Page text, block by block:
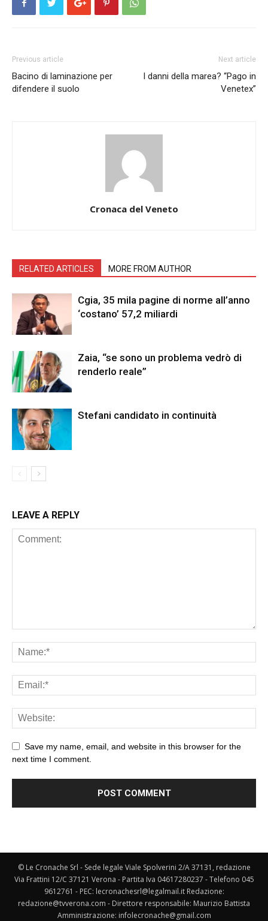
Previous article
Bacino di laminazione per
difendere il suolo
Next article
I danni della marea? “Pago in
Venetex”
Cronaca del Veneto
RELATED ARTICLES MORE FROM AUTHOR
Cgia, 35 mila pagine di norme all’anno
‘costano’ 57,2 miliardi
Zaia, “se sono un problema vedrò di
renderlo reale”
Stefani candidato in continuità
LEAVE A REPLY
Save my name, email, and website in this browser for the
next time I comment.
© Le Cronache Srl - Sede legale Viale Spolverini 2/A 37131, redazione
Via Frattini 12/C 37121 Verona - Partita Iva 04617280237 - Telefono 045
9612761 - PEC: lecronachesrl@legalmail.it Redazione:
redazione@tvverona.com - Direttore responsabile: Maurizio Battista
Amministrazione: infolecronache@gmail.com